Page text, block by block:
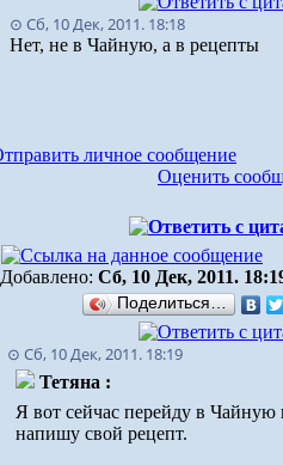
⊙ Сб, 10 Дек, 2011. 18:18
Нет, не в Чайную, а в рецепты
Оценить
Добавлено: Сб, 10 Дек, 2011.
Поделиться…
⊙ Сб, 10 Дек, 2011. 18:19
Тетяна :
Я вот сейчас перейду в Чайную
напишу свой рецепт.